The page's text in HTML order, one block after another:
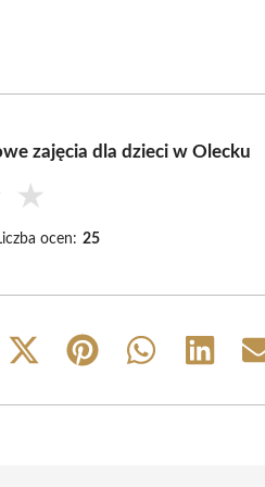
zajęcia dla dzieci w Olecku
★
ocen: 25
Share
(Twitter)
Share
Share
Share